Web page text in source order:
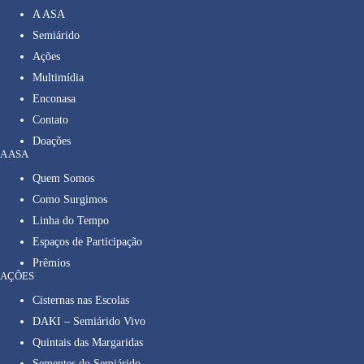
A ASA
Semiárido
Ações
Multimídia
Enconasa
Contato
Doações
A ASA
Quem Somos
Como Surgimos
Linha do Tempo
Espaços de Participação
Prêmios
AÇÕES
Cisternas nas Escolas
DAKI – Semiárido Vivo
Quintais das Margaridas